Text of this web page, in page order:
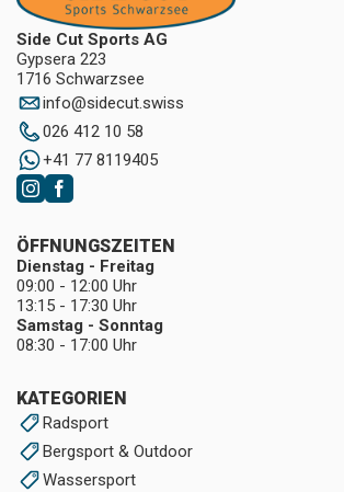
Side Cut Sports AG
Gypsera 223
1716 Schwarzsee
info@sidecut.swiss
026 412 10 58
+41 77 8119405
KATEGORIEN
Radsport
Bergsport & Outdoor
Wassersport
ÖFFNUNGSZEITEN
Dienstag - Freitag
09:00 - 12:00 Uhr
13:15 - 17:30 Uhr
Samstag - Sonntag
08:30 - 17:00 Uhr